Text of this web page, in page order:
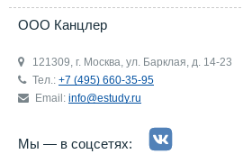
ООО Канцлер
121309, г. Москва, ул. Барклая, д. 14-23
Тел.: +7 (495) 660-35-95
Email: info@estudy.ru
Мы — в соцсетях: